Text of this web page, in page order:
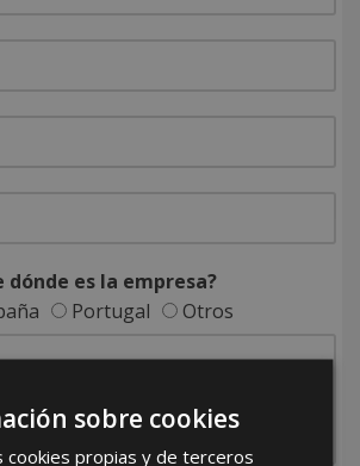
dónde es la empresa?
Portugal Otros
sobre cookies
cookies propias y de terceros